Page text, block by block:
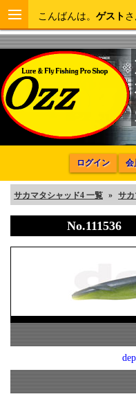
こんばんは。 ゲスト
ログイン 会
サカマタシャッド4 一覧 » サカ
No.111536